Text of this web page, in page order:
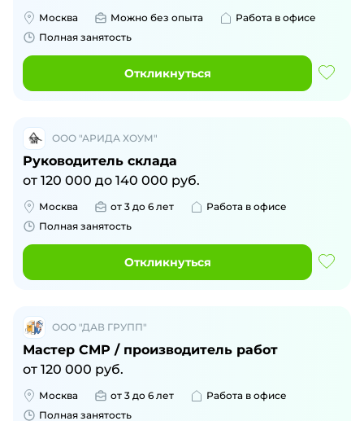
Москва Можно без опыта
Работа в офисе
Полная занятость
Откликнуться
ООО "АРИДА ХОУМ"
Руководитель склада
от 120 000 до 140 000 руб.
Москва от 3 до 6 лет
Работа в офисе
Полная занятость
Откликнуться
ООО "ДАВ ГРУПП"
Мастер СМР / производитель работ
от 120 000 руб.
Москва от 3 до 6 лет
Работа в офисе
Полная занятость